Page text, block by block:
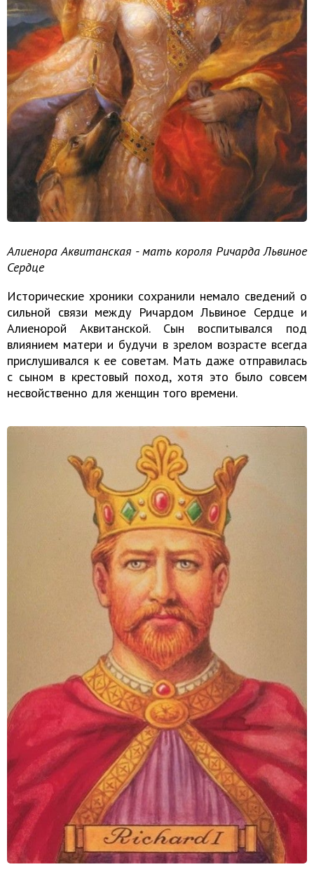
Алиенора Аквитанская - мать короля Ричарда Львиное
Сердце
Исторические хроники сохранили немало сведений о
сильной связи между Ричардом Львиное Сердце и
Алиенорой Аквитанской. Сын воспитывался под
влиянием матери и будучи в зрелом возрасте всегда
прислушивался к ее советам. Мать даже отправилась
с сыном в крестовый поход, хотя это было совсем
несвойственно для женщин того времени.